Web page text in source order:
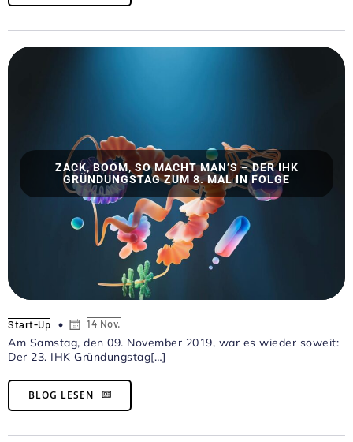
ZACK, BOOM, SO MACHT MAN’S – DER IHK
GRÜNDUNGSTAG ZUM 8. MAL IN FOLGE
Start-Up 14 Nov.
Am Samstag, den 09. November 2019, war es wieder soweit:
Der 23. IHK Gründungstag[…]
BLOG LESEN